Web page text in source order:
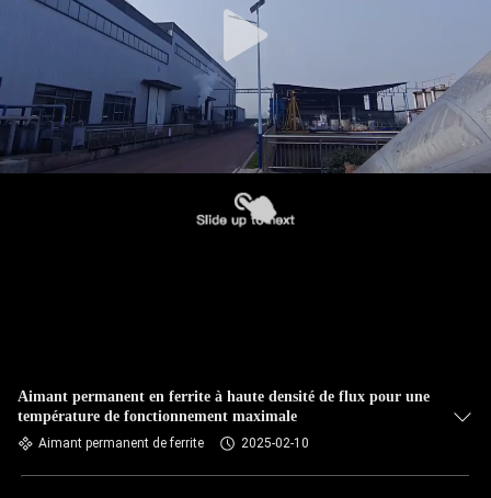
Aimant permanent en ferrite à haute densité de flux pour une
température de fonctionnement maximale
Aimant permanent de ferrite 2025-02-10